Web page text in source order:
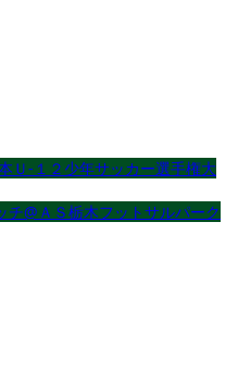
Ｕ-１２少年サッカー選手権大
チ@ＡＳ栃木フットサルパーク